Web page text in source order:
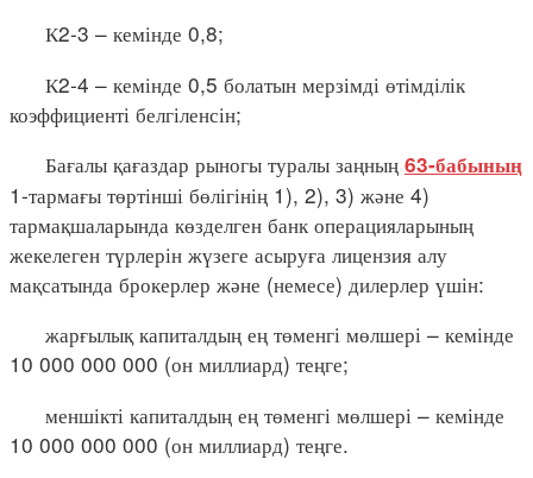
К2-3 – кемінде 0,8;
К2-4 – кемінде 0,5 болатын мерзімді өтімділік
коэффициенті белгіленсін;
Бағалы қағаздар рыногы туралы заңның 63-бабының
1-тармағы төртінші бөлігінің 1), 2), 3) және 4)
тармақшаларында көзделген банк операцияларының
жекелеген түрлерін жүзеге асыруға лицензия алу
мақсатында брокерлер және (немесе) дилерлер үшін:
жарғылық капиталдың ең төменгі мөлшері – кемінде
10 000 000 000 (он миллиард) теңге;
меншікті капиталдың ең төменгі мөлшері – кемінде
10 000 000 000 (он миллиард) теңге.